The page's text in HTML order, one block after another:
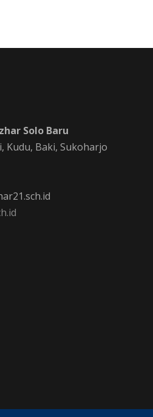
Solo Baru
Kudu, Baki, Sukoharjo